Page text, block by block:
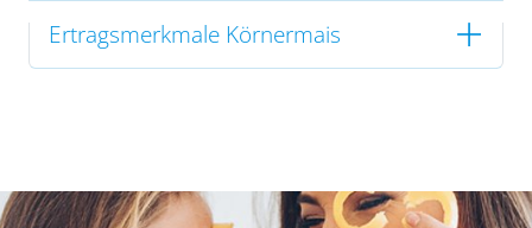
Ertragsmerkmale Körnermais